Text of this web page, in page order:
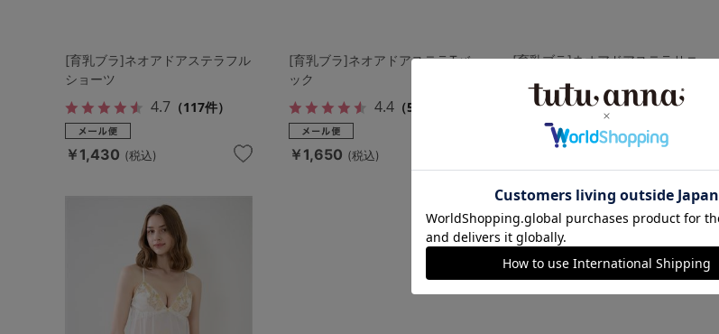
[育乳ブラ]ネオアドアステラフル
ショーツ
4.7 （117件）
￥1,430 (税込)
[育乳ブラ]ネオアドアステラTバ
ック
4.4（5件）
￥1,650 (税込)
[育乳ブラ]ネオアドアステラサニ
4.5（8件）
￥1,650